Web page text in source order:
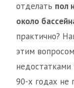
отделать пол
около
практично?
этим
90-х годах не